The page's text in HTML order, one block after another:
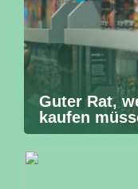
Guter Rat,
kaufen